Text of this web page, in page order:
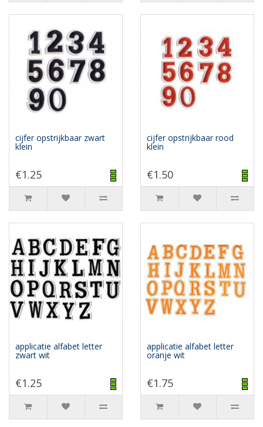
cijfer opstrijkbaar zwart
klein
€1.25
cijfer opstrijkbaar rood
klein
€1.50
applicatie alfabet letter
zwart wit
€1.25
applicatie alfabet letter
oranje wit
€1.75